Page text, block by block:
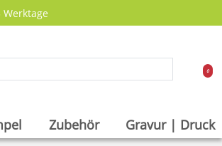
Werktage
0
Zubehör Gravur | Druck